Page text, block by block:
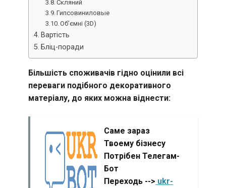
Скляний
Гипсовиниловые
Об’ємні (3D)
Вартість
Бліц-поради
Більшість споживачів гідно оцінили всі
переваги подібного декоративного
матеріалу, до яких можна віднести:
Саме зараз
Твоему бізнесу
Потрібен Телегам-
Бот
Переходь --> ukr-